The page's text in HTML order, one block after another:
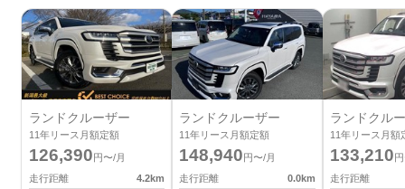
ランドクルーザー
11年リース月額定額
126,390円〜/月
走行距離
4.2km
ランドクルーザー
11年リース月額定額
148,940円〜/月
走行距離
0.0km
ランドクル
11年リース月額
133,210
走行距離